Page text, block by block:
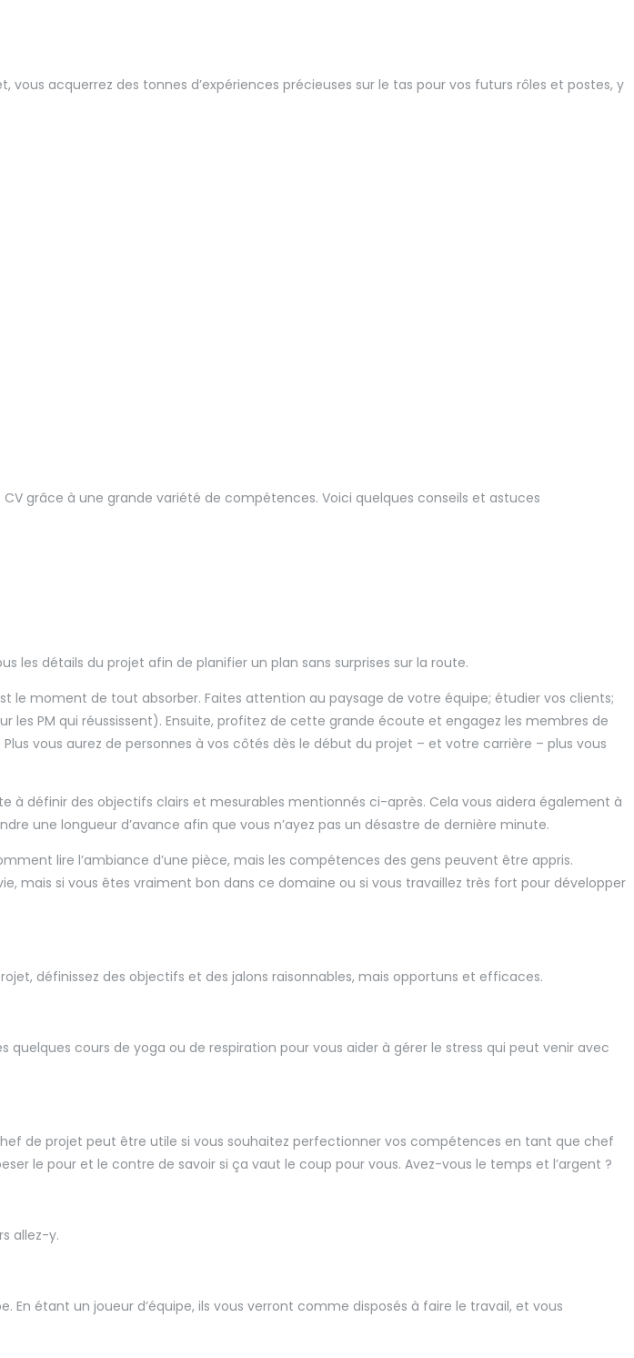
acquerrez des tonnes d’expériences précieuses sur le tas pour vos futurs rôles et postes, y
grâce à une grande variété de compétences. Voici quelques conseils et astuces
les détails du projet afin de planifier un plan sans surprises sur la route.
le moment de tout absorber. Faites attention au paysage de votre équipe; étudier vos clients;
PM qui réussissent). Ensuite, profitez de cette grande écoute et engagez les membres de
vous aurez de personnes à vos côtés dès le début du projet – et votre carrière – plus vous
à définir des objectifs clairs et mesurables mentionnés ci-après. Cela vous aidera également à
une longueur d’avance afin que vous n’ayez pas un désastre de dernière minute.
lire l’ambiance d’une pièce, mais les compétences des gens peuvent être appris.
mais si vous êtes vraiment bon dans ce domaine ou si vous travaillez très fort pour développer
définissez des objectifs et des jalons raisonnables, mais opportuns et efficaces.
quelques cours de yoga ou de respiration pour vous aider à gérer le stress qui peut venir avec
de projet peut être utile si vous souhaitez perfectionner vos compétences en tant que chef
le pour et le contre de savoir si ça vaut le coup pour vous. Avez-vous le temps et l’argent ?
allez-y.
En étant un joueur d’équipe, ils vous verront comme disposés à faire le travail, et vous